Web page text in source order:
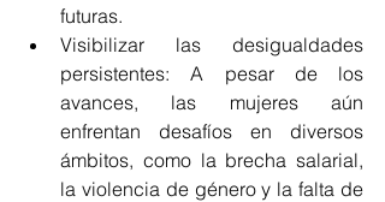
futuras.
Visibilizar las desigualdades
persistentes: A pesar de los
avances, las mujeres aún
enfrentan desafíos en diversos
ámbitos, como la brecha salarial,
la violencia de género y la falta de